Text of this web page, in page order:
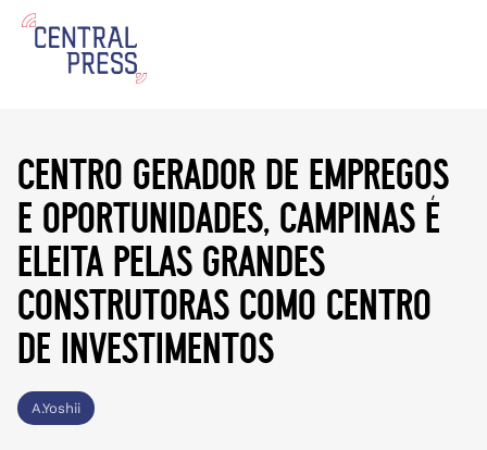
centro gerador de empregos
e oportunidades, campinas é
eleita pelas grandes
construtoras como centro
de investimentos
A.Yoshii